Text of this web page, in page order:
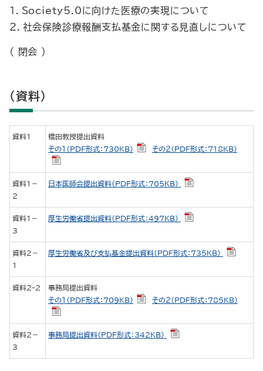
１．Society5.0に向けた医療の実現について
２．社会保険診療報酬支払基金に関する見直しについて
（ 閉会 ）
（資料）
資料1
橋田教授提出資料
その１（PDF形式：730KB）
その２（PDF形式：718KB）
資料1－
2
日本医師会提出資料（PDF形式：705KB）
資料1－
3
厚生労働省提出資料（PDF形式：497KB）
資料2－
1
厚生労働省及び支払基金提出資料（PDF形式：735KB）
資料2-2
事務局提出資料
その１（PDF形式：709KB）
その２（PDF形式：785KB）
資料2－
3
事務局提出資料（PDF形式：342KB）